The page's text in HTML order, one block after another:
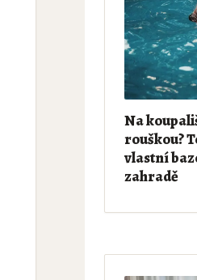
Na
rouškou?
vlastní
zahradě